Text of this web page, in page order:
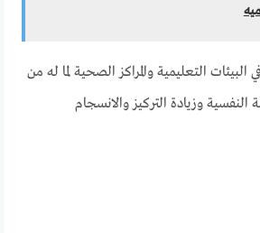
التعليمية والمراكز الصحية لما له من
النفسية وزيادة التركيز والانسجام